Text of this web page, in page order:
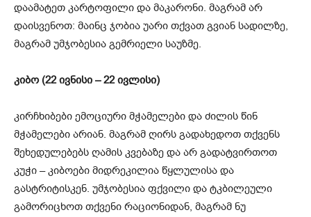
დაამატეთ კარტოფილი და მაკარონი. მაგრამ არ
დაისვენოთ: მაინც ჯობია უარი თქვათ გვიან სადილზე,
მაგრამ უმჯობესია გემრიელი საუზმე.
კიბო (22 ივნისი – 22 ივლისი)
კირჩხიბები ემოციური მჭამელები და ძილის წინ
მჭამელები არიან. მაგრამ ღირს გადახედოთ თქვენს
შეხედულებებს ღამის კვებაზე და არ გადატვირთოთ
კუჭი – კიბოები მიდრეკილია წყლულისა და
გასტრიტისკენ. უმჯობესია ფქვილი და ტკბილეული
გამორიცხოთ თქვენი რაციონიდან, მაგრამ ნუ